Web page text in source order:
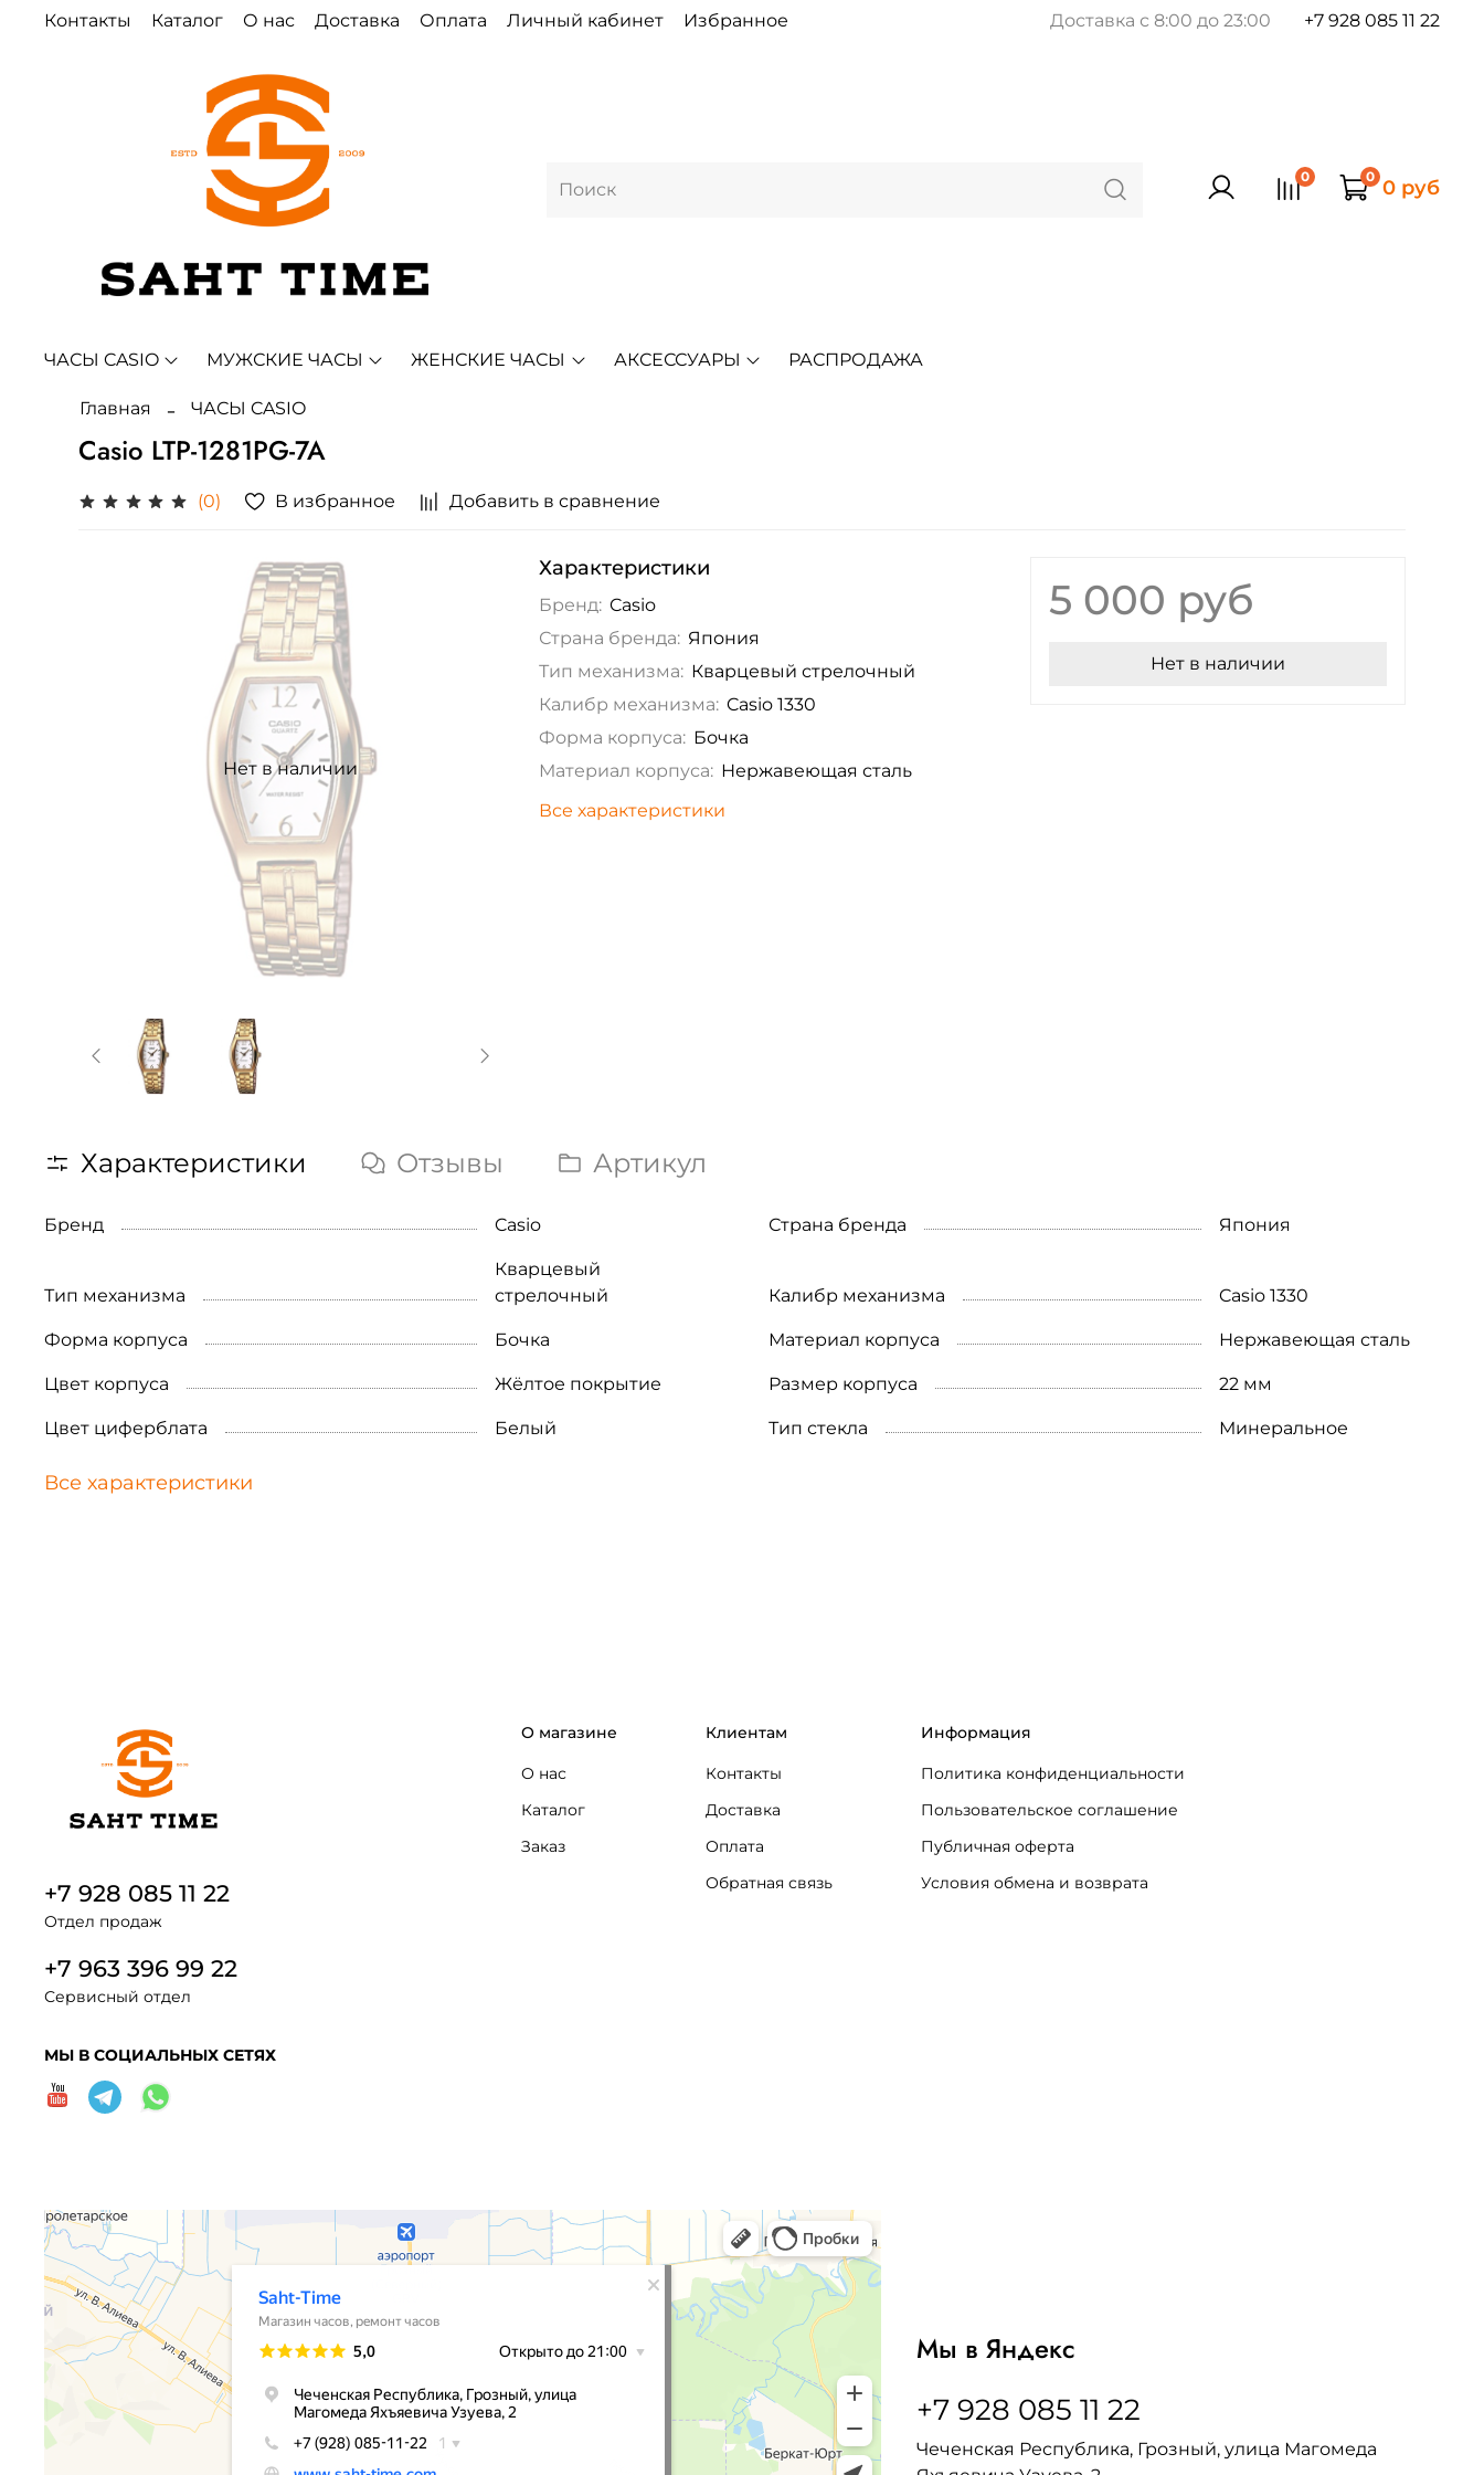
Контакты Каталог О нас Доставка Оплата Личный кабинет Избранное Доставка с 8:00 до 23:00 +7 928 085 11 22
0 0 0 руб
ЧАСЫ CASIO МУЖСКИЕ ЧАСЫ ЖЕНСКИЕ ЧАСЫ АКСЕССУАРЫ РАСПРОДАЖА
Главная ЧАСЫ CASIO
Casio LTP-1281PG-7A
(0) В избранное Добавить в сравнение
Нет в наличии
Характеристики
Бренд: Casio
Страна бренда: Япония
Тип механизма: Кварцевый стрелочный
Калибр механизма: Casio 1330
Форма корпуса: Бочка
Материал корпуса: Нержавеющая сталь
Все характеристики
5 000 руб
Нет в наличии
Характеристики Отзывы Артикул
Бренд Casio Страна бренда Япония
Тип механизма
Кварцевый
стрелочный
Калибр механизма Casio 1330
Форма корпуса Бочка Материал корпуса Нержавеющая сталь
Цвет корпуса Жёлтое покрытие Размер корпуса 22 мм
Цвет циферблата Белый Тип стекла Минеральное
Все характеристики
О магазине
О нас
Каталог
Заказ
Клиентам
Контакты
Доставка
Оплата
Обратная связь
Информация
Политика конфиденциальности
Пользовательское соглашение
Публичная оферта
Условия обмена и возврата
+7 928 085 11 22
Отдел продаж
+7 963 396 99 22
Сервисный отдел
МЫ В СОЦИАЛЬНЫХ СЕТЯХ
Мы в Яндекс
+7 928 085 11 22
Чеченская Республика, Грозный, улица Магомеда